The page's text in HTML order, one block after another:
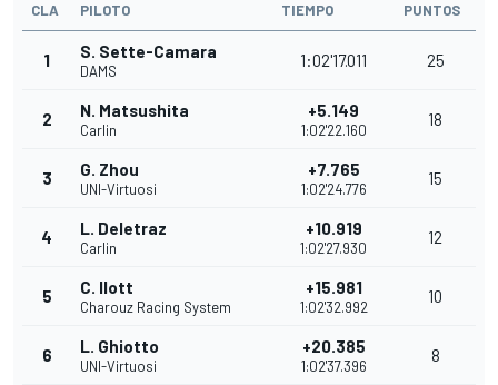
CLA PILOTO TIEMPO PUNTOS
1 S. Sette-Camara
DAMS
1:02'17.011 25
2 N. Matsushita
Carlin
+5.149
1:02'22.160
18
3 G. Zhou
UNI-Virtuosi
+7.765
1:02'24.776
15
4 L. Deletraz
Carlin
+10.919
1:02'27.930
12
5 C. Ilott
Charouz Racing System
+15.981
1:02'32.992
10
6 L. Ghiotto
UNI-Virtuosi
+20.385
1:02'37.396
8